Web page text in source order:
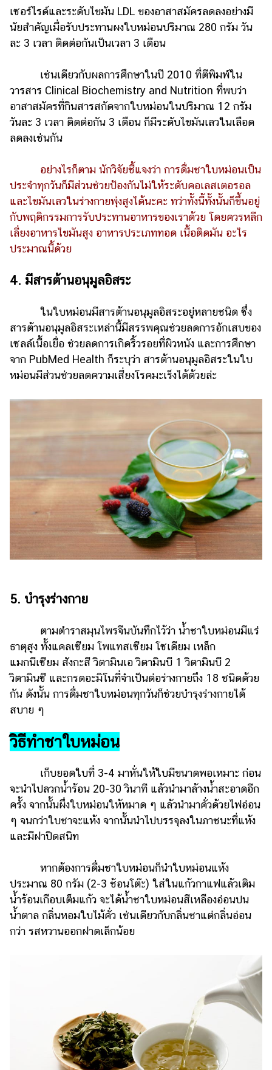
เซอร์ไรด์และระดับไขมัน LDL ของอาสาสมัครลดลงอย่างมี
นัยสำคัญเมื่อรับประทานผงใบหม่อนปริมาณ 280 กรัม วัน
ละ 3 เวลา ติดต่อกันเป็นเวลา 3 เดือน
เช่นเดียวกับผลการศึกษาในปี 2010 ที่ตีพิมพ์ใน
วารสาร Clinical Biochemistry and Nutrition ที่พบว่า
อาสาสมัครที่กินสารสกัดจากใบหม่อนในปริมาณ 12 กรัม
วันละ 3 เวลา ติดต่อกัน 3 เดือน ก็มีระดับไขมันเลวในเลือด
ลดลงเช่นกัน
อย่างไรก็ตาม นักวิจัยชี้แจงว่า การดื่มชาใบหม่อนเป็น
ประจำทุกวันก็มีส่วนช่วยป้องกันไม่ให้ระดับคอเลสเตอรอล
และไขมันเลวในร่างกายพุ่งสูงได้นะคะ ทว่าทั้งนี้ทั้งนั้นก็ขึ้นอยู่
กับพฤติกรรมการรับประทานอาหารของเราด้วย โดยควรหลีก
เลี่ยงอาหารไขมันสูง อาหารประเภททอด เนื้อติดมัน อะไร
ประมาณนี้ด้วย
4. มีสารต้านอนุมูลอิสระ
ในใบหม่อนมีสารต้านอนุมูลอิสระอยู่หลายชนิด ซึ่ง
สารต้านอนุมูลอิสระเหล่านี้มีสรรพคุณช่วยลดการอักเสบของ
เซลล์เนื้อเยื่อ ช่วยลดการเกิดริ้วรอยที่ผิวหนัง และการศึกษา
จาก PubMed Health ก็ระบุว่า สารต้านอนุมูลอิสระในใบ
หม่อนมีส่วนช่วยลดความเสี่ยงโรคมะเร็งได้ด้วยล่ะ
5. บำรุงร่างกาย
ตามตำราสมุนไพรจีนบันทึกไว้ว่า น้ำชาใบหม่อนมีแร่
ธาตุสูง ทั้งแคลเซียม โพแทสเซียม โซเดียม เหล็ก
แมกนีเซียม สังกะสี วิตามินเอ วิตามินบี 1 วิตามินบี 2
วิตามินซี และกรดอะมิโนที่จำเป็นต่อร่างกายถึง 18 ชนิดด้วย
กัน ดังนั้น การดื่มชาใบหม่อนทุกวันก็ช่วยบำรุงร่างกายได้
สบาย ๆ
วิธีทำชาใบหม่อน
เก็บยอดใบที่ 3-4 มาหั่นให้ใบมีขนาดพอเหมาะ ก่อน
จะนำไปลวกน้ำร้อน 20-30 วินาที แล้วนำมาล้างน้ำสะอาดอีก
ครั้ง จากนั้นผึ่งใบหม่อนให้หมาด ๆ แล้วนำมาคั่วด้วยไฟอ่อน
ๆ จนกว่าใบชาจะแห้ง จากนั้นนำไปบรรจุลงในภาชนะที่แห้ง
และมีฝาปิดสนิท
หากต้องการดื่มชาใบหม่อนก็นำใบหม่อนแห้ง
ประมาณ 80 กรัม (2-3 ช้อนโต๊ะ) ใส่ในแก้วกาแฟแล้วเติม
น้ำร้อนเกือบเต็มแก้ว จะได้น้ำชาใบหม่อนสีเหลืองอ่อนปน
น้ำตาล กลิ่นหอมใบไม้คั่ว เช่นเดียวกับกลิ่นชาแต่กลิ่นอ่อน
กว่า รสหวานออกฝาดเล็กน้อย